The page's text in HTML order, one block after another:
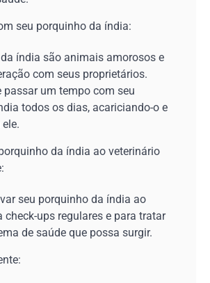
seu porquinho da índia:
índia são animais amorosos e
com seus proprietários.
passar um tempo com seu
todos os dias, acariciando-o e
da índia ao veterinário
seu porquinho da índia ao
check-ups regulares e para tratar
de saúde que possa surgir.